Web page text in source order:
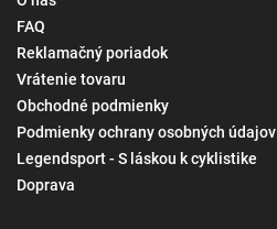
FAQ
Reklamačný poriadok
Vrátenie tovaru
Obchodné podmienky
Podmienky ochrany osobných údajov
Legendsport - S láskou k cyklistike
Doprava